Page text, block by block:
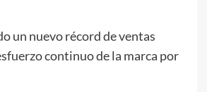
un nuevo récord de ventas
continuo de la marca por